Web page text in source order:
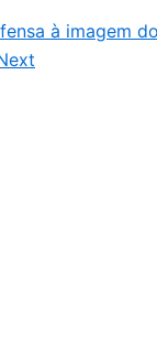
à imagem